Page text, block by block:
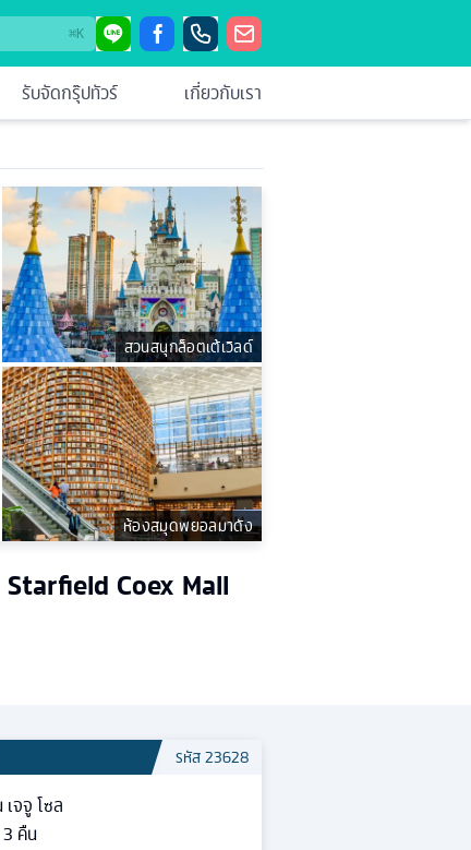
⌘K
รับจัดกรุ๊ปทัวร์ เกี่ยวกับเรา
สวนสนุกล็อตเต้เวิลด์
ห้องสมุดพยอลมาดัง
Starfield Coex Mall
รหัส23628
เจจู โซล
3 คืน